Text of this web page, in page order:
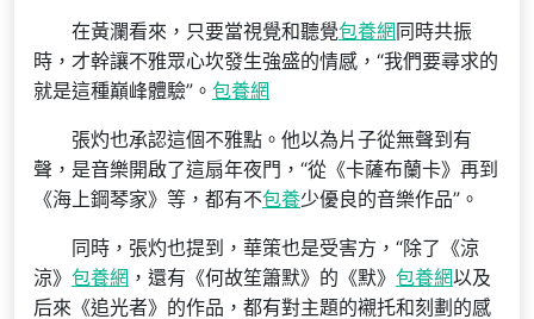
在黃瀾看來，只要當視覺和聽覺包養網 同時共振
時，才幹讓不雅眾心坎發生強盛的情感，“我們要尋求的
就是這種巔峰體驗”。 包養網
張灼也承認這個不雅點。他以為片子從無聲到有
聲，是音樂開啟了這扇年夜門，“從《卡薩布蘭卡》再到
《海上鋼琴家》等，都有不包養少優良的音樂作品”。
同時，張灼也提到，華策也是受害方，“除了《涼
涼》 包養網 ，還有《何故笙簫默》的《默》 包養網以及
后來《追光者》的作品，都有對主題的襯托和刻劃的感